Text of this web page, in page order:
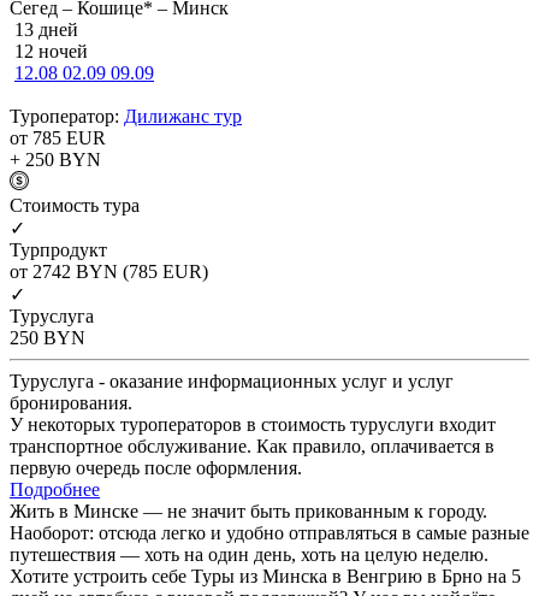
Сегед – Кошице* – Минск
13 дней
12 ночей
12.08 02.09 09.09
Туроператор: Дилижанс тур
от 785 EUR
+ 250 BYN
Cтоимость тура
✓
Турпродукт
от 2742 BYN (785 EUR)
✓
Туруслуга
250 BYN
Туруслуга - оказание информационных услуг и услуг
бронирования.
У некоторых туроператоров в стоимость туруслуги входит
транспортное обслуживание. Как правило, оплачивается в
первую очередь после оформления.
Подробнее
Жить в Минске — не значит быть прикованным к городу.
Наоборот: отсюда легко и удобно отправляться в самые разные
путешествия — хоть на один день, хоть на целую неделю.
Хотите устроить себе Туры из Минска в Венгрию в Брно на 5